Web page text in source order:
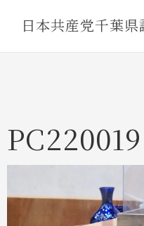
日本共産党千葉県
PC220019